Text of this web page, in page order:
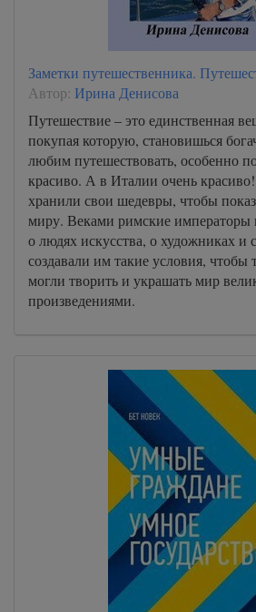
Заметки путешественника.
Автор: Ирина Денисова
Путешествие – это единственная
покупая которую, становишься
любим путешествовать, особенно
красиво. А в Италии очень
хранили свои шедевры, чтобы
миру. Веками римские императоры
о людях искусства, о художниках и
создавали им такие условия,
могли творить и украшать мир
произведениями.